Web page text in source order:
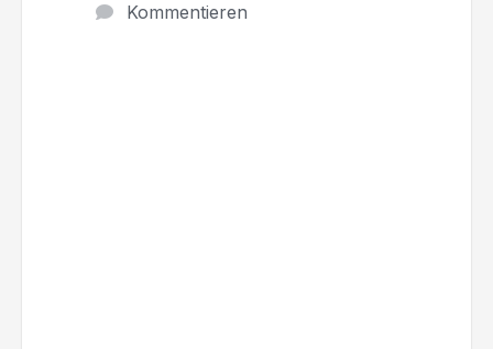
Kommentieren